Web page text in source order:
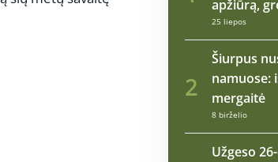
apžiūrą,
25 liepos
2
Šiurpus
namuose:
mergaitė
8 birželio
Užgeso